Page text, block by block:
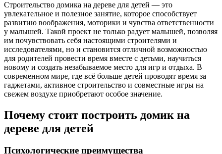
Строительство домика на дереве для детей — это
увлекательное и полезное занятие, которое способствует
развитию воображения, моторики и чувства ответственности
у малышей. Такой проект не только радует малышей, позволяя
им почувствовать себя настоящими строителями и
исследователями, но и становится отличной возможностью
для родителей провести время вместе с детьми, научиться
новому и создать незабываемое место для игр и отдыха. В
современном мире, где всё больше детей проводят время за
гаджетами, активное строительство и совместные игры на
свежем воздухе приобретают особое значение.
Почему стоит построить домик на
дереве для детей
Психологические преимущества